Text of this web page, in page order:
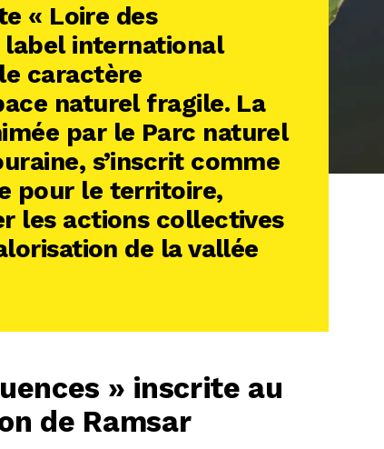
« Loire des
label international
caractère
naturel fragile. La
par le Parc naturel
s’inscrit comme
pour le territoire,
les actions collectives
de la vallée
» inscrite au
de Ramsar